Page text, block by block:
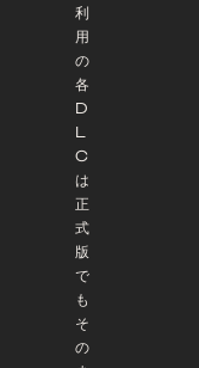
利
用
の
各
D
L
C
は
正
式
版
で
も
そ
の